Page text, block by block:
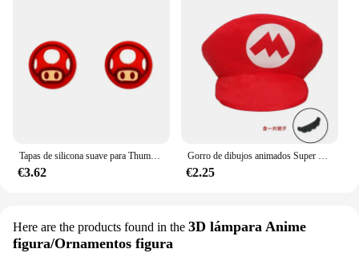
Tapas de silicona suave para Thumb Stick de Super Mario, tapas para Joy-Con, tapa de Thumbsticks para Nintendo Switch NS, controlador de JoyCon OLED
€3.62
Gorro de dibujos animados Super Mario Bros para adultos y niños, juego de Luigi Bors, Cosplay, rojo, verde, regalo
€2.25
Here are the products found in the 3D lámpara Anime
figura/Ornamentos figura